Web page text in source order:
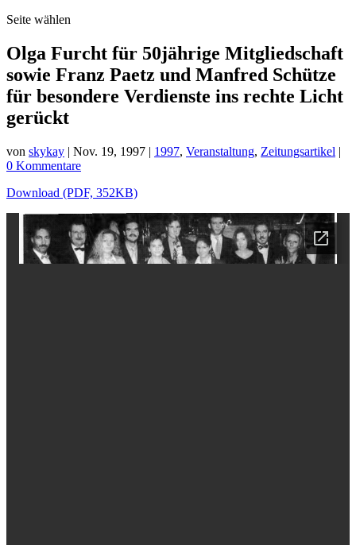
Seite wählen
Olga Furcht für 50jährige Mitgliedschaft
sowie Franz Paetz und Manfred Schütze
für besondere Verdienste ins rechte Licht
gerückt
von skykay | Nov. 19, 1997 | 1997, Veranstaltung, Zeitungsartikel |
0 Kommentare
Download (PDF, 352KB)